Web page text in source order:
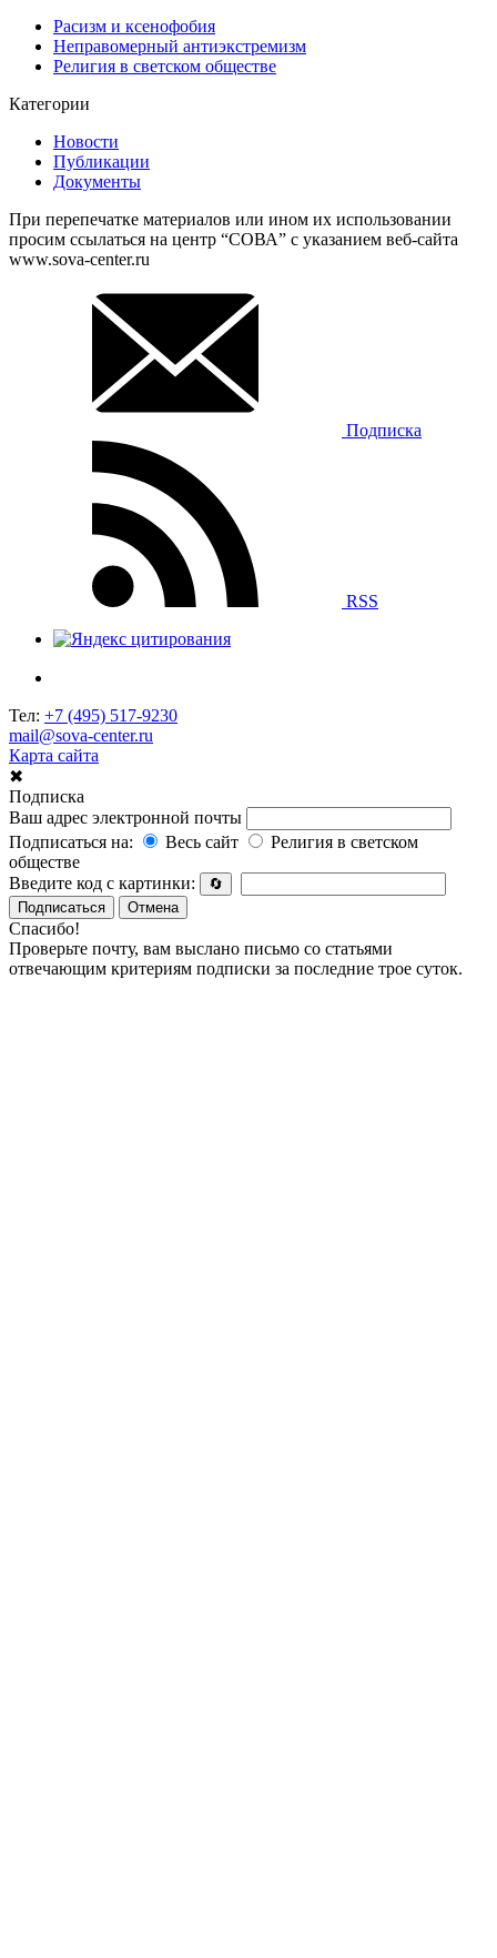
Расизм и ксенофобия
Неправомерный антиэкстремизм
Религия в светском обществе
Категории
Новости
Публикации
Документы
При перепечатке материалов или ином их использовании
просим ссылаться на центр “СОВА” с указанием веб-сайта
www.sova-center.ru
Подписка
RSS
Тел: +7 (495) 517-9230
mail@sova-center.ru
Карта сайта
✖
Подписка
Ваш адрес электронной почты
Подписаться на:
Весь сайт
Религия в светском
обществе
Введите код с картинки:
🔄
Подписаться
Отмена
Спасибо!
Проверьте почту, вам выслано письмо со статьями
отвечающим критериям подписки за последние трое суток.